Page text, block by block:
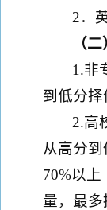
2．
（
1.非
到低分择
2.高
从高分
70%以
量，最多